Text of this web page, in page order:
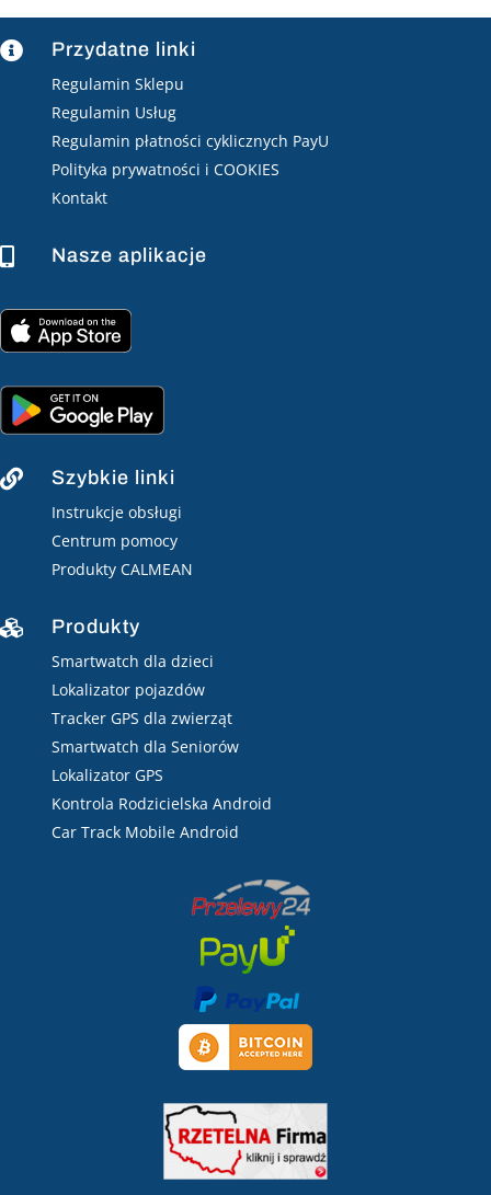
 Przydatne linki
Regulamin Sklepu
Regulamin Usług
Regulamin płatności cyklicznych PayU
Polityka prywatności i COOKIES
Kontakt
 Nasze aplikacje
 Szybkie linki
Instrukcje obsługi
Centrum pomocy
Produkty CALMEAN
 Produkty
Smartwatch dla dzieci
Lokalizator pojazdów
Tracker GPS dla zwierząt
Smartwatch dla Seniorów
Lokalizator GPS
Kontrola Rodzicielska Android
Car Track Mobile Android